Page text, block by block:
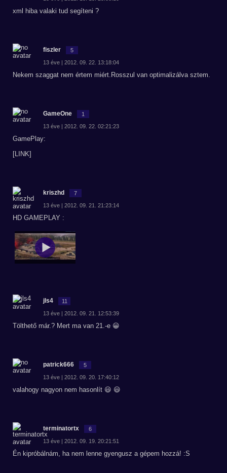
xml hiba valaki tud segíteni ?
fiszler 5
13 éve | 2012. 09. 22. 13:18:04
Nekem szaggat nem értem miért.Rosszul van optimalizálva sztem.
GameOne 1
13 éve | 2012. 09. 22. 02:21:23
GamePlay:
[LINK]
kriszhd 7
13 éve | 2012. 09. 21. 21:23:14
HD GAMEPLAY :
jls4 11
13 éve | 2012. 09. 21. 12:53:39
Tölthető már.? Mert ma van 21.-e 😀
patrick666 5
13 éve | 2012. 09. 20. 17:40:12
valahogy nagyon nem hasonlít 😃 😃
terminatortx 6
13 éve | 2012. 09. 19. 20:21:51
Én kipróbálnám, ha nem lenne gyengusz a gépem hozzá! :S